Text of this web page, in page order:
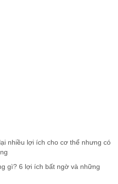
nhiều lợi ích cho cơ thể nhưng có
gì? 6 lợi ích bất ngờ và những